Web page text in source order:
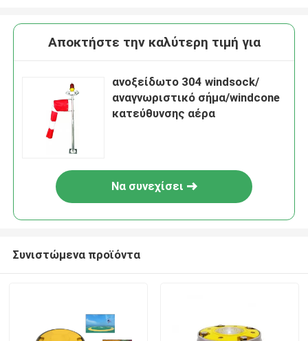
Αποκτήστε την καλύτερη τιμή για
ανοξείδωτο 304 windsock/
αναγνωριστικό σήμα/windcone
κατεύθυνσης αέρα
Να συνεχίσει
Συνιστώμενα προϊόντα